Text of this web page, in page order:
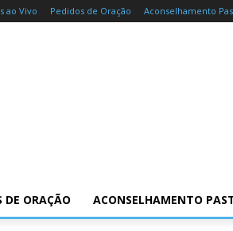
ao Vivo Pedidos de Oração Aconselhamento
DE ORAÇÃO ACONSELHAMENTO